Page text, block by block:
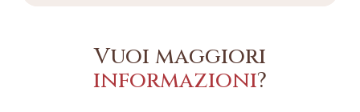
Vuoi maggiori
informazioni?